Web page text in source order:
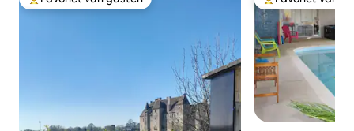
Topfavoriet van gasten Topfavoriet van